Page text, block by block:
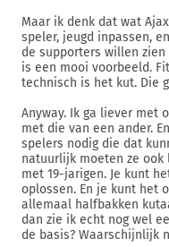
Maar ik denk dat wat
speler, jeugd inpassen,
de supporters willen
is een mooi voorbeeld.
technisch is het kut. Die
Anyway. Ik ga liever met
met die van een ander.
spelers nodig die dat
natuurlijk moeten ze
met 19-jarigen. Je kunt
oplossen. En je kunt het
allemaal halfbakken
dan zie ik echt nog wel
de basis? Waarschijnlijk